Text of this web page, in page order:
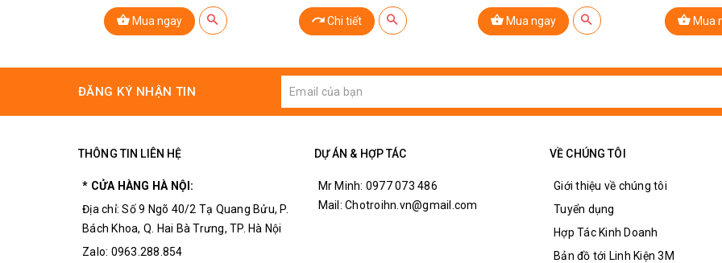
Mua ngay Chi tiết Mua ngay Mua
ĐĂNG KÝ NHẬN TIN
THÔNG TIN LIÊN HỆ
* CỬA HÀNG HÀ NỘI:
Địa chỉ: Số 9 Ngõ 40/2 Tạ Quang Bửu, P.
Bách Khoa, Q. Hai Bà Trưng, TP. Hà Nội
Zalo: 0963.288.854
DỰ ÁN & HỢP TÁC
Mr Minh: 0977 073 486
Mail: Chotroihn.vn@gmail.com
VỀ CHÚNG TÔI
Giới thiệu về chúng tôi
Tuyển dụng
Hợp Tác Kinh Doanh
Bản đồ tới Linh Kiện 3M